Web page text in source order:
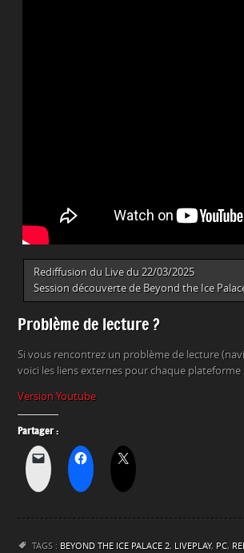
Rediffusion du Live du 22/03/2025
Session découverte de Beyond the Ice
Problème de lecture ?
Si vous rencontrez un problème de lecture
voici les liens externes pour chaque plateforme
Version Youtube
Partager :
TAGS : BEYOND THE ICE PALACE 2, LIVEPLAY, PC,